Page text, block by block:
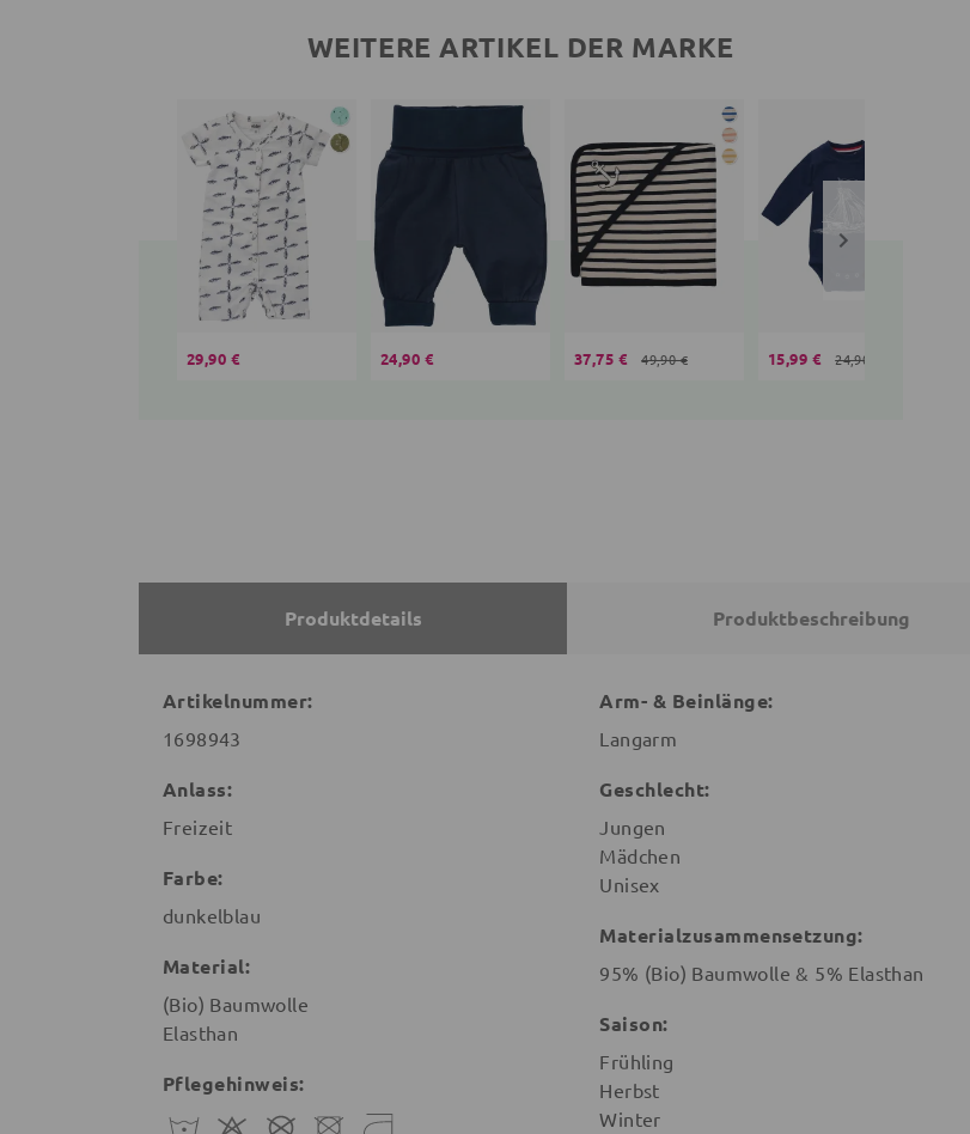
WEITERE ARTIKEL DER MARKE
29,90 € 24,90 € 37,75 € 49,90 € 15,99 € 24,90 €
Produktdetails Produktbeschreibung
Artikelnummer:
1698943
Anlass:
Freizeit
Farbe:
dunkelblau
Material:
(Bio) Baumwolle
Elasthan
Pflegehinweis:
Arm- & Beinlänge:
Langarm
Geschlecht:
Jungen
Mädchen
Unisex
Materialzusammensetzung:
95% (Bio) Baumwolle & 5% Elasthan
Saison:
Frühling
Herbst
Winter